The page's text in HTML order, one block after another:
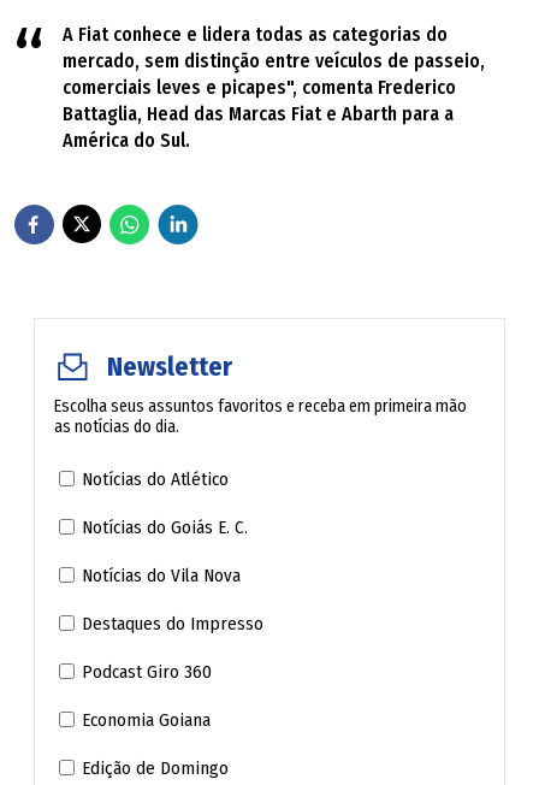
A Fiat conhece e lidera todas as categorias do
mercado, sem distinção entre veículos de passeio,
comerciais leves e picapes", comenta Frederico
Battaglia, Head das Marcas Fiat e Abarth para a
América do Sul.
Newsletter
Escolha seus assuntos favoritos e receba em primeira mão
as notícias do dia.
Notícias do Atlético
Notícias do Goiás E. C.
Notícias do Vila Nova
Destaques do Impresso
Podcast Giro 360
Economia Goiana
Edição de Domingo